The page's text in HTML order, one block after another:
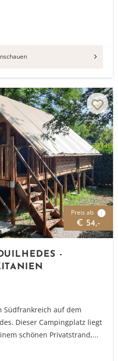
Preis ab i
€ 54,-
-
Südfrankreich auf dem
Dieser Campingplatz liegt
schönen Privatstrand,...